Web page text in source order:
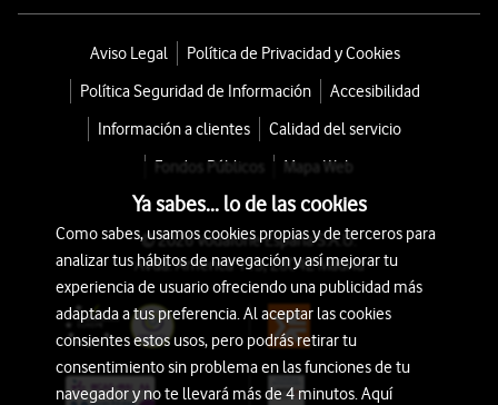
Aviso Legal
Política de Privacidad y Cookies
Política Seguridad de Información
Accesibilidad
Información a clientes
Calidad del servicio
Fondos Públicos
Mapa Web
© 2026 Vodafone España S.A.U.
Avda. América 115, 28042 Madrid
Ya sabes... lo de las cookies
Como sabes, usamos cookies propias y de terceros para
analizar tus hábitos de navegación y así mejorar tu
experiencia de usuario ofreciendo una publicidad más
adaptada a tus preferencia. Al aceptar las cookies
consientes estos usos, pero podrás retirar tu
consentimiento sin problema en las funciones de tu
navegador y no te llevará más de 4 minutos. Aquí